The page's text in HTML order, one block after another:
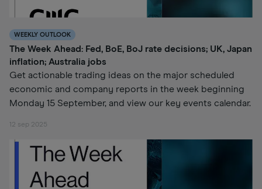
WEEKLY OUTLOOK
The Week Ahead: Fed, BoE, BoJ rate decisions; UK, Japan
inflation; Australia jobs
Get actionable trading ideas on the major scheduled
economic and company reports in the week beginning
Monday 15 September, and view our key events calendar.
12 sep 2025